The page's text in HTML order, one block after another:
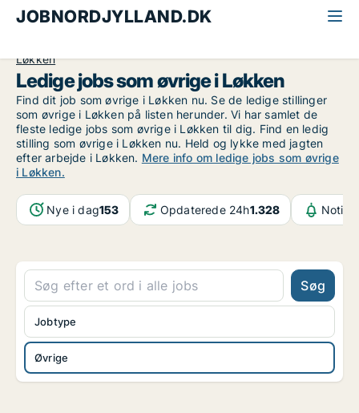
JOBNORDJYLLAND.DK
Løkken
Ledige jobs som øvrige i Løkken
Find dit job som øvrige i Løkken nu. Se de ledige stillinger
som øvrige i Løkken på listen herunder. Vi har samlet de
fleste ledige jobs som øvrige i Løkken til dig. Find en ledig
stilling som øvrige i Løkken nu. Held og lykke med jagten
efter arbejde i Løkken. Mere info om ledige jobs som øvrige
i Løkken.
Nye i dag153 Opdaterede 24h1.328
Søg
Øvrige
Jobtype